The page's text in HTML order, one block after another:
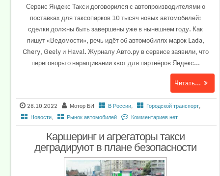
Сервис Яндекс Такси договорился с автопроизводителями о
поставках для таксопарков 10 тысяч новых автомобилей:
сделки должны быть завершены уже в нынешнем году. Как
пишут «Ведомости», речь идёт об автомобилях марок Lada,
Chery, Geely и Haval. Журналу Авто.ру в сервисе заявили, что
переговоры о наращивании квот для партнёров Яндекс...
Читать...
28.10.2022 Мотор БИ В России, Городской транспорт,
Новости, Рынок автомобилей Комментариев нет
Каршеринг и агрегаторы такси
деградируют в плане безопасности